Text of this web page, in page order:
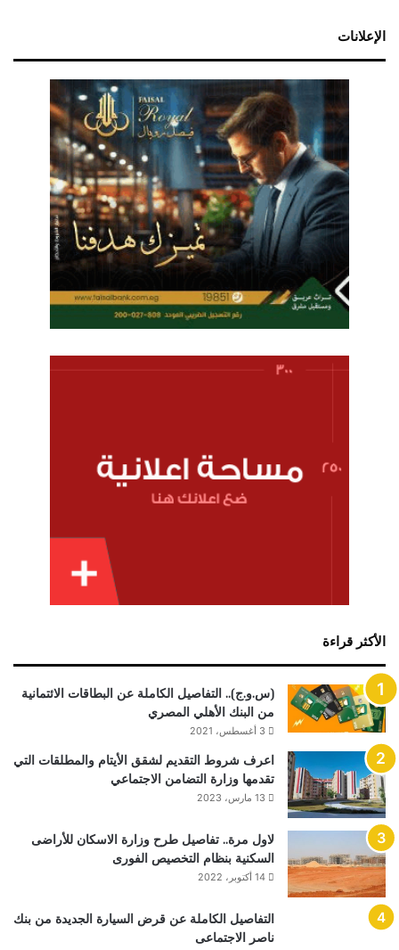
الإعلانات
الأكثر قراءة
(س.و.ج).. التفاصيل الكاملة عن البطاقات الائتمانية
من البنك الأهلي المصري
3 أغسطس، 2021
اعرف شروط التقديم لشقق الأيتام والمطلقات التي
تقدمها وزارة التضامن الاجتماعي
13 مارس، 2023
لاول مرة.. تفاصيل طرح وزارة الاسكان للأراضى
السكنية بنظام التخصيص الفورى
14 أكتوبر، 2022
التفاصيل الكاملة عن قرض السيارة الجديدة من بنك
ناصر الاجتماعى